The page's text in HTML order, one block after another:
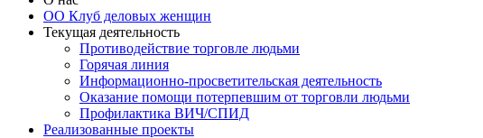
ОО Клуб деловых женщин
Текущая деятельность
Противодействие торговле людьми
Горячая линия
Информационно-просветительская деятельность
Оказание помощи потерпевшим от торговли людьми
Профилактика ВИЧ/СПИД
Реализованные проекты